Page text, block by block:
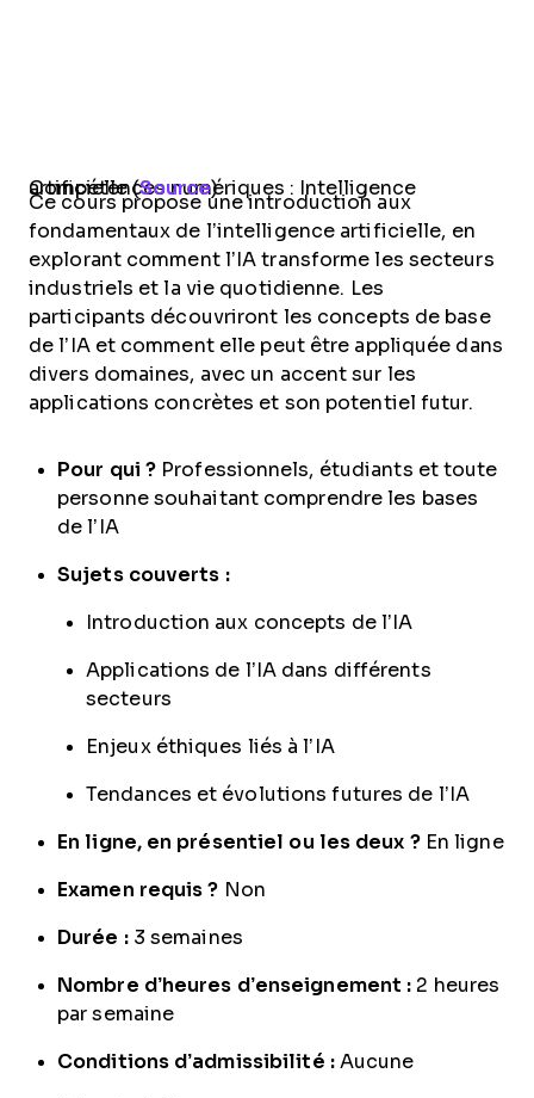
Compétences numériques : Intelligence artificielle (Source)
Ce cours propose une introduction aux
fondamentaux de l’intelligence artificielle, en
explorant comment l’IA transforme les secteurs
industriels et la vie quotidienne. Les
participants découvriront les concepts de base
de l’IA et comment elle peut être appliquée dans
divers domaines, avec un accent sur les
applications concrètes et son potentiel futur.
Pour qui ? Professionnels, étudiants et toute
personne souhaitant comprendre les bases
de l’IA
Sujets couverts :
Introduction aux concepts de l’IA
Applications de l’IA dans différents
secteurs
Enjeux éthiques liés à l’IA
Tendances et évolutions futures de l’IA
En ligne, en présentiel ou les deux ?En ligne
Examen requis ? Non
Durée :3 semaines
Nombre d’heures d’enseignement : 2 heures
par semaine
Conditions d’admissibilité :Aucune